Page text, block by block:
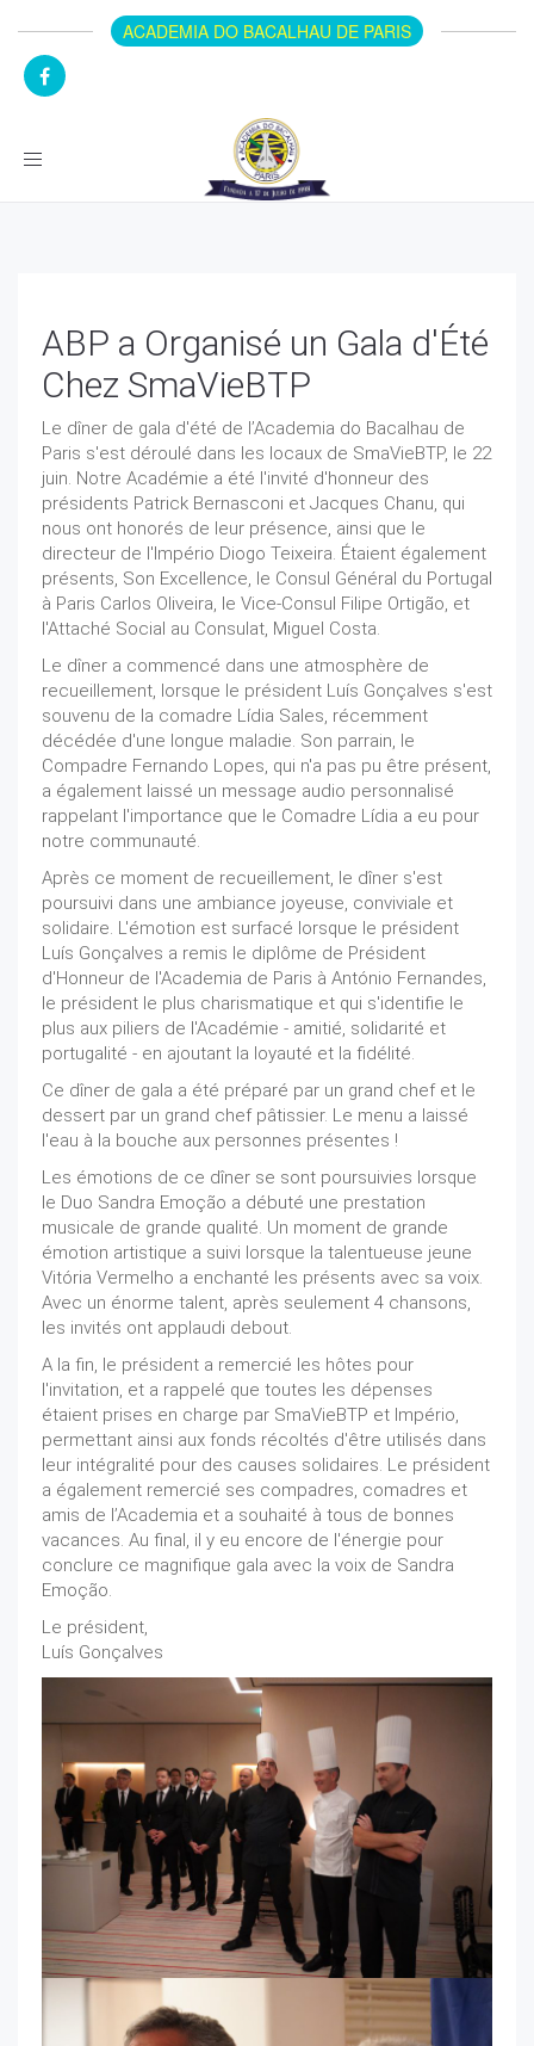
ACADEMIA DO BACALHAU DE PARIS
Toggle
ABP a Organisé un Gala d'Été
Chez SmaVieBTP
Le dîner de gala d'été de l’Academia do Bacalhau de
Paris s'est déroulé dans les locaux de SmaVieBTP, le 22
juin. Notre Académie a été l'invité d'honneur des
présidents Patrick Bernasconi et Jacques Chanu, qui
nous ont honorés de leur présence, ainsi que le
directeur de l'Império Diogo Teixeira. Étaient également
présents, Son Excellence, le Consul Général du Portugal
à Paris Carlos Oliveira, le Vice-Consul Filipe Ortigão, et
l'Attaché Social au Consulat, Miguel Costa.
Le dîner a commencé dans une atmosphère de
recueillement, lorsque le président Luís Gonçalves s'est
souvenu de la comadre Lídia Sales, récemment
décédée d'une longue maladie. Son parrain, le
Compadre Fernando Lopes, qui n'a pas pu être présent,
a également laissé un message audio personnalisé
rappelant l'importance que le Comadre Lídia a eu pour
notre communauté.
Après ce moment de recueillement, le dîner s'est
poursuivi dans une ambiance joyeuse, conviviale et
solidaire. L'émotion est surfacé lorsque le président
Luís Gonçalves a remis le diplôme de Président
d'Honneur de l'Academia de Paris à António Fernandes,
le président le plus charismatique et qui s'identifie le
plus aux piliers de l'Académie - amitié, solidarité et
portugalité - en ajoutant la loyauté et la fidélité.
Ce dîner de gala a été préparé par un grand chef et le
dessert par un grand chef pâtissier. Le menu a laissé
l'eau à la bouche aux personnes présentes !
Les émotions de ce dîner se sont poursuivies lorsque
le Duo Sandra Emoção a débuté une prestation
musicale de grande qualité. Un moment de grande
émotion artistique a suivi lorsque la talentueuse jeune
Vitória Vermelho a enchanté les présents avec sa voix.
Avec un énorme talent, après seulement 4 chansons,
les invités ont applaudi debout.
A la fin, le président a remercié les hôtes pour
l'invitation, et a rappelé que toutes les dépenses
étaient prises en charge par SmaVieBTP et Império,
permettant ainsi aux fonds récoltés d'être utilisés dans
leur intégralité pour des causes solidaires. Le président
a également remercié ses compadres, comadres et
amis de l’Academia et a souhaité à tous de bonnes
vacances. Au final, il y eu encore de l'énergie pour
conclure ce magnifique gala avec la voix de Sandra
Emoção.
Le président,
Luís Gonçalves